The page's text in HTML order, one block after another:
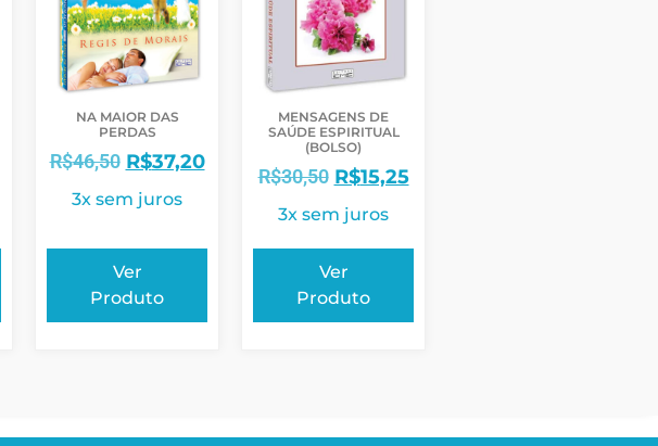
NA MAIOR DAS
PERDAS
R$46,50 R$37,20
3x sem juros
Ver
Produto
MENSAGENS DE
SAÚDE ESPIRITUAL
(BOLSO)
R$30,50 R$15,25
3x sem juros
Ver
Produto